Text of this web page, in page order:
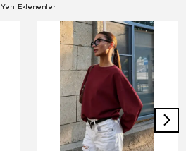
Yeni Eklenenler